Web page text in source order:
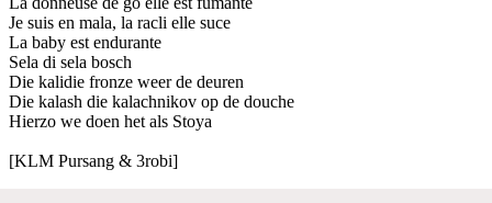
Je suis en mala, la racli elle suce
La baby est endurante
Sela di sela bosch
Die kalidie fronze weer de deuren
Die kalash die kalachnikov op de douche
Hierzo we doen het als Stoya
[KLM Pursang & 3robi]